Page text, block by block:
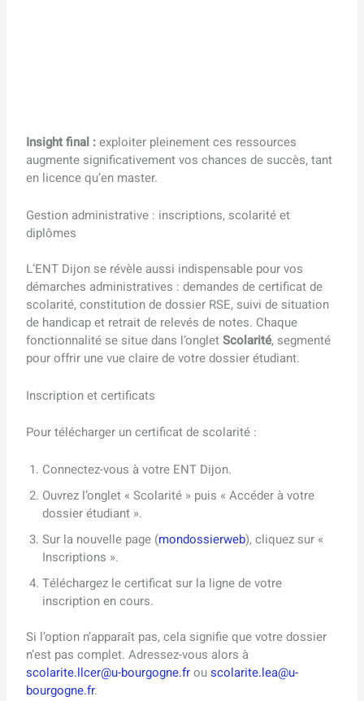
Insight final :exploiter pleinement ces ressources
augmente significativement vos chances de succès, tant
en licence qu’en master.
Gestion administrative : inscriptions, scolarité et
diplômes
L’ENT Dijon se révèle aussi indispensable pour vos
démarches administratives : demandes de certificat de
scolarité, constitution de dossier RSE, suivi de situation
de handicap et retrait de relevés de notes. Chaque
fonctionnalité se situe dans l’ongletScolarité, segmenté
pour offrir une vue claire de votre dossier étudiant.
Inscription et certificats
Pour télécharger un certificat de scolarité :
Connectez-vous à votre ENT Dijon.
Ouvrez l’onglet « Scolarité » puis « Accéder à votre
dossier étudiant ».
Sur la nouvelle page (mondossierweb), cliquez sur «
Inscriptions ».
Téléchargez le certificat sur la ligne de votre
inscription en cours.
Si l’option n’apparaît pas, cela signifie que votre dossier
n’est pas complet. Adressez-vous alors à
scolarite.llcer@u-bourgogne.frouscolarite.lea@u-
bourgogne.fr.